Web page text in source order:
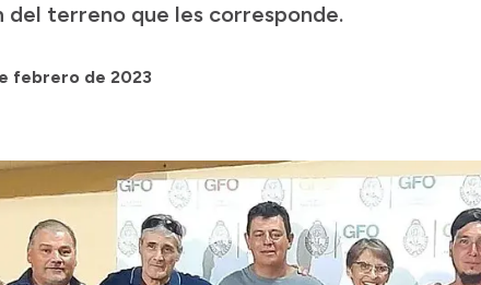
del terreno que les corresponde.
febrero de 2023